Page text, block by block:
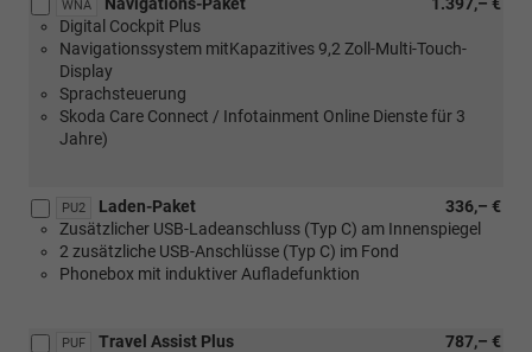
WNA
Digital Cockpit Plus
Navigationssystem mitKapazitives 9,2 Zoll-Multi-Touch-
Display
Sprachsteuerung
Skoda Care Connect / Infotainment Online Dienste für 3
Jahre)
PU2 336,– €
Laden-Paket
Zusätzlicher USB-Ladeanschluss (Typ C) am Innenspiegel
2 zusätzliche USB-Anschlüsse (Typ C) im Fond
Phonebox mit induktiver Aufladefunktion
PUF 787,– €
Travel Assist Plus